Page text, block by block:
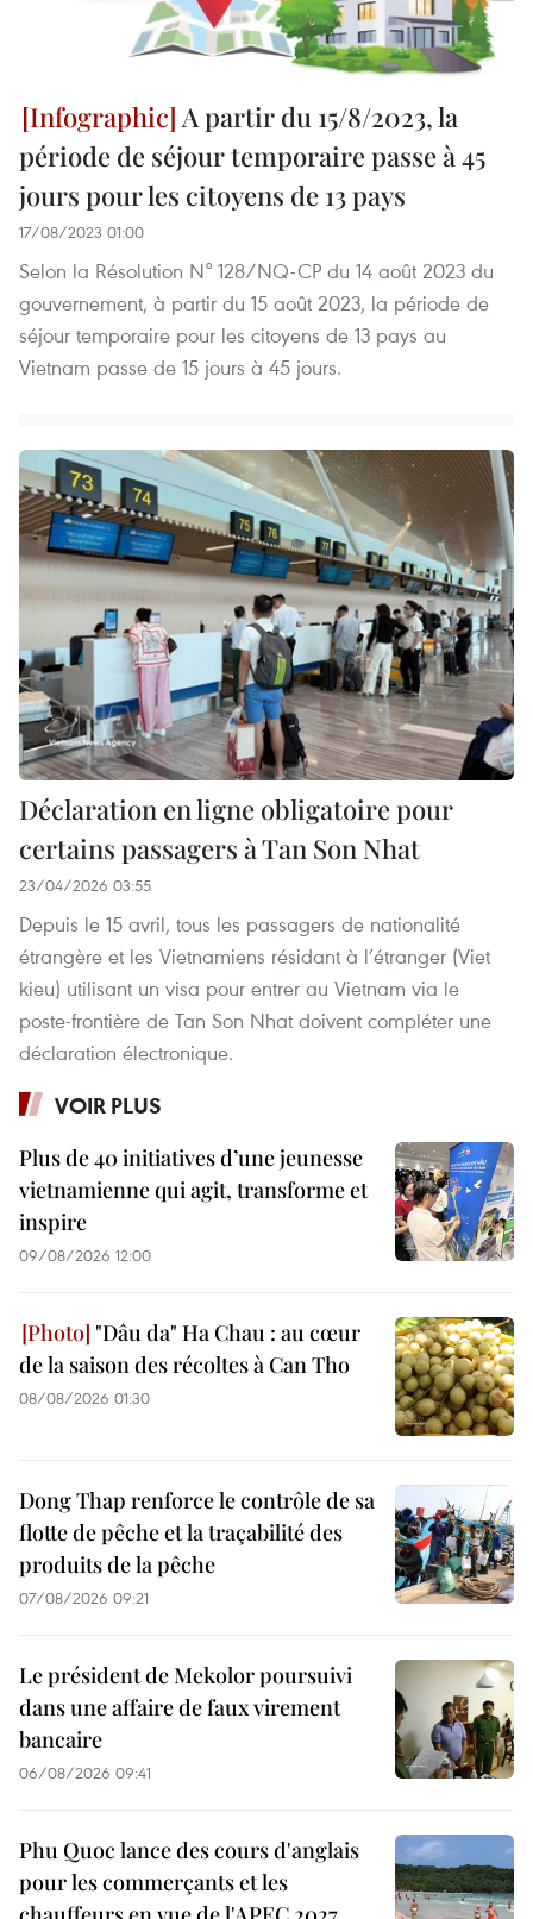
A partir du 15/8/2023, la
période de séjour temporaire passe à 45
jours pour les citoyens de 13 pays
17/08/2023 01:00
Selon la Résolution N° 128/NQ-CP du 14 août 2023 du
gouvernement, à partir du 15 août 2023, la période de
séjour temporaire pour les citoyens de 13 pays au
Vietnam passe de 15 jours à 45 jours.
Déclaration en ligne obligatoire pour
certains passagers à Tan Son Nhat
23/04/2026 03:55
Depuis le 15 avril, tous les passagers de nationalité
étrangère et les Vietnamiens résidant à l’étranger (Viet
kieu) utilisant un visa pour entrer au Vietnam via le
poste-frontière de Tan Son Nhat doivent compléter une
déclaration électronique.
VOIR PLUS
Plus de 40 initiatives d’une jeunesse
vietnamienne qui agit, transforme et
inspire
09/08/2026 12:00
"Dâu da" Ha Chau : au cœur
de la saison des récoltes à Can Tho
08/08/2026 01:30
Dong Thap renforce le contrôle de sa
flotte de pêche et la traçabilité des
produits de la pêche
07/08/2026 09:21
Le président de Mekolor poursuivi
dans une affaire de faux virement
bancaire
06/08/2026 09:41
Phu Quoc lance des cours d'anglais
pour les commerçants et les